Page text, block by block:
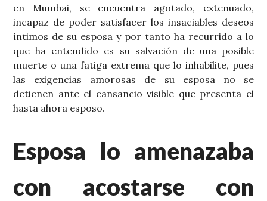
en Mumbai, se encuentra agotado, extenuado,
incapaz de poder satisfacer los insaciables deseos
íntimos de su esposa y por tanto ha recurrido a lo
que ha entendido es su salvación de una posible
muerte o una fatiga extrema que lo inhabilite, pues
las exigencias amorosas de su esposa no se
detienen ante el cansancio visible que presenta el
hasta ahora esposo.
Esposa lo amenazaba
con acostarse con